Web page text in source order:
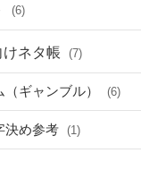
(6)
ネタ帳 (7)
（ギャンブル） (6)
決め参考 (1)